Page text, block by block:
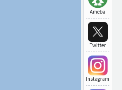
Ameba
Twitter
Instagram